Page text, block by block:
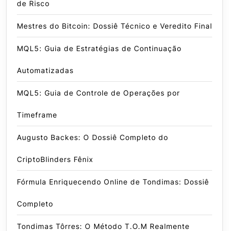
de Risco
Mestres do Bitcoin: Dossiê Técnico e Veredito Final
MQL5: Guia de Estratégias de Continuação
Automatizadas
MQL5: Guia de Controle de Operações por
Timeframe
Augusto Backes: O Dossiê Completo do
CriptoBlinders Fênix
Fórmula Enriquecendo Online de Tondimas: Dossiê
Completo
Tondimas Tôrres: O Método T.O.M Realmente